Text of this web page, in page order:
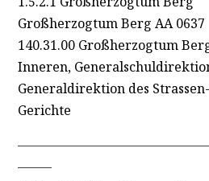
Großherzogtum Berg AA 0637
140.31.00 Großherzogtum
Inneren,
Generaldirektion des
Gerichte